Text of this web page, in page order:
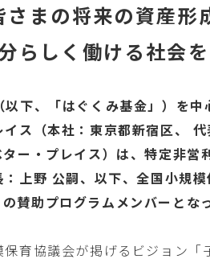
まの将来の資産形
らしく働ける社会
以下、「はぐくみ基金」）を
ス（本社：東京都新宿区、
ー・プレイス）は、特定非営
：上野 公嗣、以下、全国小規
賛助プログラムメンバーとな
育協議会が掲げるビジョン